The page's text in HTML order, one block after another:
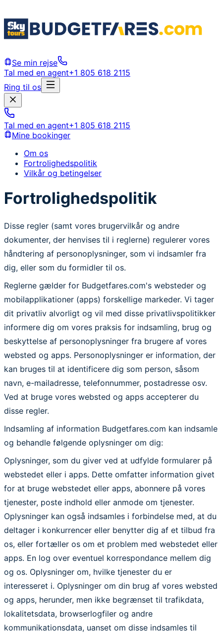
Se min rejse
Tal med en agent+1 805 618 2115
Ring til os
Tal med en agent+1 805 618 2115
Mine bookinger
Om os
Fortrolighedspolitik
Vilkår og betingelser
Fortrolighedspolitik
Disse regler (samt vores brugervilkår og andre
dokumenter, der henvises til i reglerne) regulerer vores
håndtering af personoplysninger, som vi indsamler fra
dig, eller som du formidler til os.
Reglerne gælder for Budgetfares.com's websteder og
mobilapplikationer (apps) forskellige markeder. Vi tager
dit privatliv alvorligt og vil med disse privatlivspolitikker
informere dig om vores praksis for indsamling, brug og
beskyttelse af personoplysninger fra brugere af vores
websted og apps. Personoplysninger er information, der
kan bruges til at identificere dig som person, såsom
navn, e-mailadresse, telefonnummer, postadresse osv.
Ved at bruge vores websted og apps accepterer du
disse regler.
Indsamling af information Budgetfares.com kan indsamle
og behandle følgende oplysninger om dig:
Oplysninger, som du giver ved at udfylde formularer på
webstedet eller i apps. Dette omfatter information givet
for at bruge webstedet eller apps, abonnere på vores
tjenester, poste indhold eller anmode om tjenester.
Oplysninger kan også indsamles i forbindelse med, at du
deltager i konkurrencer eller benytter dig af et tilbud fra
os, eller fortæller os om et problem med webstedet eller
apps. En log over eventuel korrespondance mellem dig
og os. Oplysninger om, hvilke tjenester du er
interesseret i. Oplysninger om din brug af vores websted
og apps, herunder, men ikke begrænset til trafikdata,
lokalitetsdata, browserlogfiler og andre
kommunikationsdata, uanset om disse indsamles til